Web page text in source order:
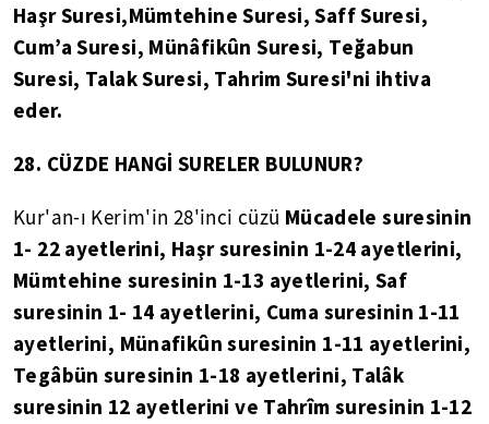
Haşr Suresi,Mümtehine Suresi, Saff Suresi,
Cum’a Suresi, Münâfikûn Suresi, Teğabun
Suresi, Talak Suresi, Tahrim Suresi'ni ihtiva
eder.
28. CÜZDE HANGİ SURELER BULUNUR?
Kur'an-ı Kerim'in 28'inci cüzü Mücadele suresinin
1- 22 ayetlerini, Haşr suresinin 1-24 ayetlerini,
Mümtehine suresinin 1-13 ayetlerini, Saf
suresinin 1- 14 ayetlerini, Cuma suresinin 1-11
ayetlerini, Münafikûn suresinin 1-11 ayetlerini,
Tegâbün suresinin 1-18 ayetlerini, Talâk
suresinin 12 ayetlerini ve Tahrîm suresinin 1-12